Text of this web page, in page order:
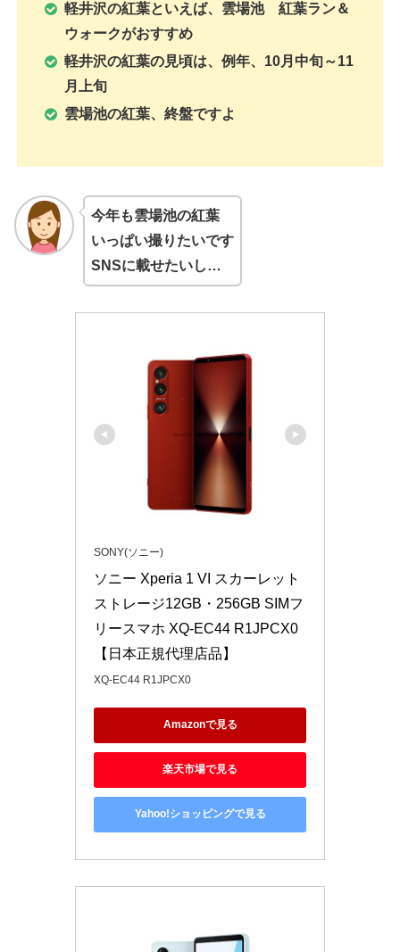
軽井沢の紅葉といえば、雲場池 紅葉ラン＆
ウォークがおすすめ
軽井沢の紅葉の見頃は、例年、10月中旬～11
月上旬
雲場池の紅葉、終盤ですよ
今年も雲場池の紅葉
いっぱい撮りたいです
SNSに載せたいし…
SONY(ソニー)
ソニー Xperia 1 VI スカーレット
ストレージ12GB・256GB SIMフ
リースマホ XQ-EC44 R1JPCX0
【日本正規代理店品】
XQ-EC44 R1JPCX0
Amazonで見る
楽天市場で見る
Yahoo!ショッピングで見る